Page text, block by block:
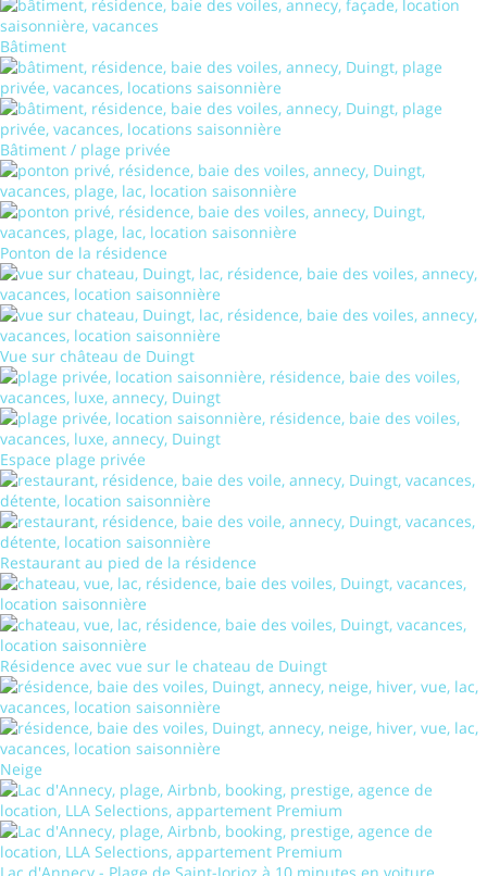
Bâtiment
Bâtiment / plage privée
Ponton de la résidence
Vue sur château de Duingt
Espace plage privée
Restaurant au pied de la résidence
Résidence avec vue sur le chateau de Duingt
Neige